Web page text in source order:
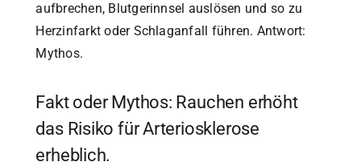
aufbrechen, Blutgerinnsel auslösen und so zu
Herzinfarkt oder Schlaganfall führen. Antwort:
Mythos.
Fakt oder Mythos: Rauchen erhöht
das Risiko für Arteriosklerose
erheblich.